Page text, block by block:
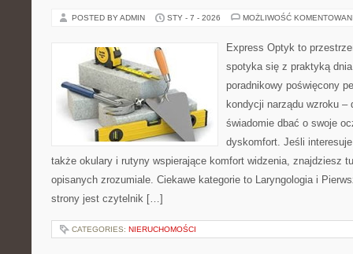
POSTED BY ADMIN STY - 7 - 2026 MOŻLIWOŚĆ
Express Optyk to
spotyka się z praktyką
poradnikowy poświęcony
kondycji narządu wzroku –
świadomie dbać o swoje
dyskomfort. Jeśli
także okulary i rutyny wspierające komfort widzenia, znajdziesz
opisanych zrozumiale. Ciekawe kategorie to Laryngologia i
strony jest czytelnik […]
CATEGORIES: NIERUCHOMOŚCI